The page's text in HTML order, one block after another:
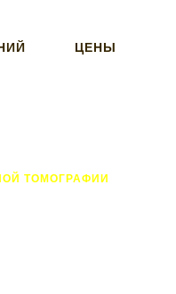
ЦЕНЫ
ТОМОГРАФИИ